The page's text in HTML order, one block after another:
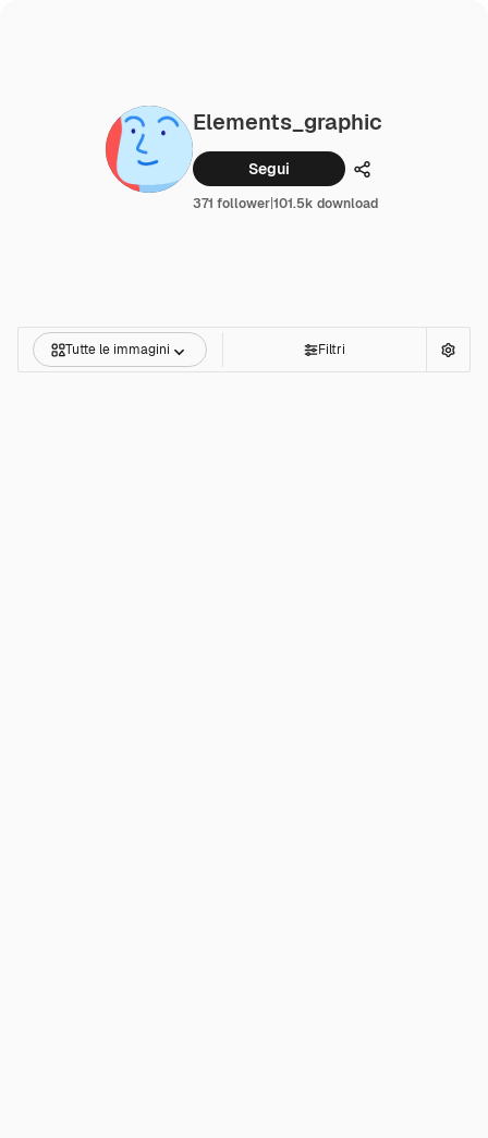
Elements_graphic
Segui Condividi
371 follower|101.5k download
Tutte le immagini Filtri